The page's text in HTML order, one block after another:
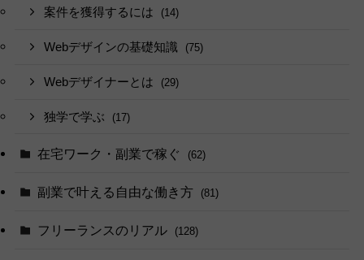
案件を獲得するには (14)
Webデザインの基礎知識 (75)
Webデザイナーとは (29)
独学で学ぶ (17)
在宅ワーク・副業で稼ぐ (62)
副業で叶える自由な働き方 (81)
フリーランスのリアル (128)